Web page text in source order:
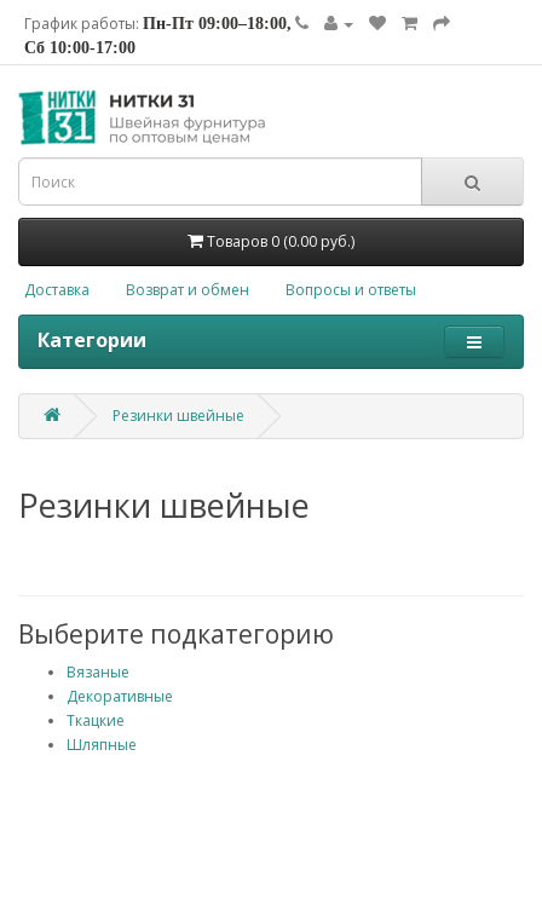
График работы: Пн-Пт 09:00–18:00,
Сб 10:00-17:00
Товаров 0 (0.00 руб.)
Доставка Возврат и обмен Вопросы и ответы
Категории
Резинки швейные
Резинки швейные
Выберите подкатегорию
Вязаные
Декоративные
Ткацкие
Шляпные